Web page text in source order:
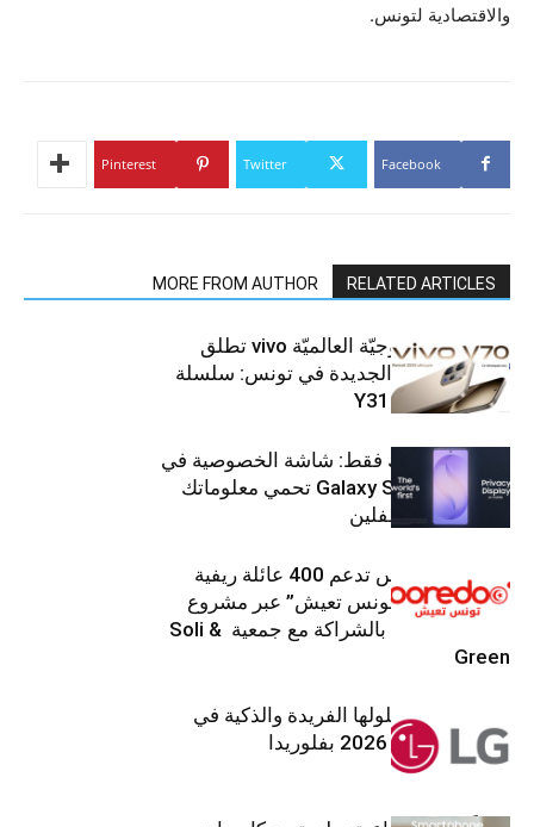
والاقتصادية لتونس.
Facebook
Twitter
Pinterest
RELATED ARTICLES
MORE FROM AUTHOR
العلامة التّكنولوجيّة العالميّة vivo تطلق
هواتفها الذكيّة الجديدة في تونس: سلسلة
V70 وسلسلة Y31
شاشتك، لعينيك فقط: شاشة الخصوصية في
جهاز Galaxy S26 Ultra تحمي معلوماتك
من أعين المتطفلين
Ooredoo تونس تدعم 400 عائلة ريفية
ضمن برنامج “تونس تعيش” عبر مشروع
تنموي مستدام بالشراكة مع جمعية Soli &
Green
إل جي تقدم حلولها الفريدة والذكية في
معرض (KBIS) 2026 بفلوريدا